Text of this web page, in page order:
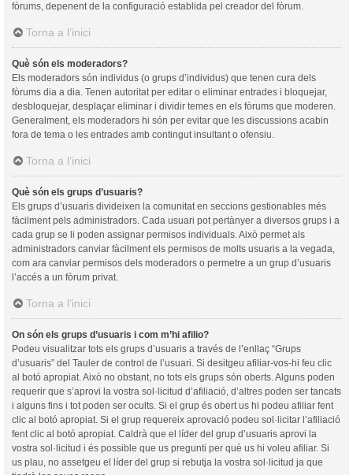
fòrums, depenent de la configuració establida pel creador del fòrum.
Torna a l’inici
Què són els moderadors?
Els moderadors són individus (o grups d’individus) que tenen cura dels
fòrums dia a dia. Tenen autoritat per editar o eliminar entrades i bloquejar,
desbloquejar, desplaçar eliminar i dividir temes en els fòrums que moderen.
Generalment, els moderadors hi són per evitar que les discussions acabin
fora de tema o les entrades amb contingut insultant o ofensiu.
Torna a l’inici
Què són els grups d’usuaris?
Els grups d’usuaris divideixen la comunitat en seccions gestionables més
fàcilment pels administradors. Cada usuari pot pertànyer a diversos grups i a
cada grup se li poden assignar permisos individuals. Això permet als
administradors canviar fàcilment els permisos de molts usuaris a la vegada,
com ara canviar permisos dels moderadors o permetre a un grup d’usuaris
l’accés a un fòrum privat.
Torna a l’inici
On són els grups d’usuaris i com m’hi afilio?
Podeu visualitzar tots els grups d’usuaris a través de l’enllaç “Grups
d’usuaris” del Tauler de control de l’usuari. Si desitgeu afiliar-vos-hi feu clic
al botó apropiat. Això no obstant, no tots els grups són oberts. Alguns poden
requerir que s’aprovi la vostra sol·licitud d’afiliació, d’altres poden ser tancats
i alguns fins i tot poden ser ocults. Si el grup és obert us hi podeu afiliar fent
clic al botó apropiat. Si el grup requereix aprovació podeu sol·licitar l’afiliació
fent clic al botó apropiat. Caldrà que el líder del grup d’usuaris aprovi la
vostra sol·licitud i és possible que us pregunti per què us hi voleu afiliar. Si
us plau, no assetgeu el líder del grup si rebutja la vostra sol·licitud ja que